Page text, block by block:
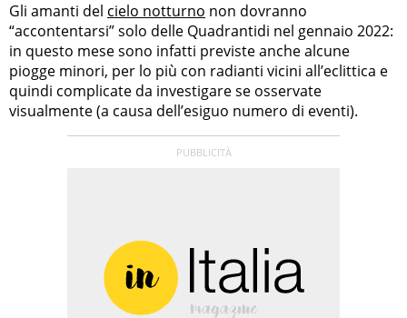
Gli amanti del cielo notturno non dovranno
“accontentarsi” solo delle Quadrantidi nel gennaio 2022:
in questo mese sono infatti previste anche alcune
piogge minori, per lo più con radianti vicini all’eclittica e
quindi complicate da investigare se osservate
visualmente (a causa dell’esiguo numero di eventi).